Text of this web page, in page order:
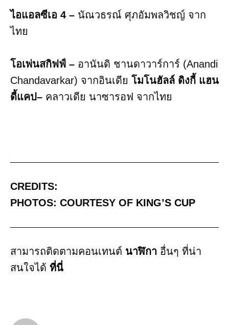
ไอแอลซีเอ 4 – นัณวธรณ์ ศุภอัมพลวิชญ์ จาก
ไทย
โอเพ่นสกิฟฟ์ – อานันดิ ชานดาวาร์การ์ (Anandi
Chandavarkar) จากอินเดีย โมโนฮัลล์ ดิงกี้ แฮน
ดี้แคป– คลาวเดีย นาซารอฟ จากไทย
CREDITS:
PHOTOS: COURTESY OF KING’S CUP
สามารถติดตามคอนเทนต์ นาฬิกา อื่นๆ ที่น่า
สนใจได้ ที่นี่